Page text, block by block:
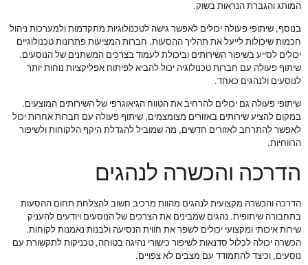
המותג והגברת הנראות בשוק.
בנוסף, שיתופי פעולה יכולים לאפשר גישה לטכנולוגיות מתקדמות ולמערכות ניהול
חכמות שיכולות לייעל את תהליך ההסעות. חברות המציעות פתרונות טכנולוגיים
יכולים לסייע בשיפור השירותים וביכולת לעמוד בצרכים המשתנים של הנוסעים.
שיתוף פעולה עם חברות טכנולוגיה יכול להביא לפיתוח אפליקציות נוחות יותר
לנוסעים ולנהגים כאחד.
שיתופי פעולה גם יכולים להרחיב את הטווח הגיאוגרפי של השירותים המוצעים.
במקום להציע שירותים באזורים מצומצמים, שיתוף פעולה עם חברות אחרות יכול
לאפשר להתרחב לאזורים חדשים, מה שמוביל להגדלת היקף הלקוחות ולשיפור
הרווחיות.
הדרכה והכשרה לנהגים
הדרכה והכשרה מקצועית לנהגים מהוות מרכיב חשוב להצלחת תחום ההסעות
בתחבורה שיתופית. נהגים שמבינים את הצרכים של הנוסעים ויודעים להעניק
שירות איכותי ומקצועי יכולים לשפר את חווית הנסיעה ולבנות נאמנות לקוחות.
הכשרה יכולה לכלול סדנאות לשיפור כישורי נהיגה בטוחה, טכניקות לתקשורת עם
נוסעים, וכיצד להתמודד עם מצבים לא צפויים.